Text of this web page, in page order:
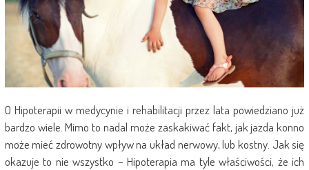
O Hipoterapii w medycynie i rehabilitacji przez lata powiedziano już
bardzo wiele. Mimo to nadal może zaskakiwać fakt, jak jazda konno
może mieć zdrowotny wpływ na układ nerwowy, lub kostny. Jak się
okazuje to nie wszystko – Hipoterapia ma tyle właściwości, że ich